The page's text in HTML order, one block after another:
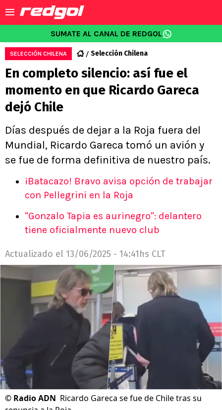
SUMATE AL CANAL DE REDGOL
SELECCIÓN CHILENA Selección Chilena
En completo silencio: así fue el
momento en que Ricardo Gareca
dejó Chile
Días después de dejar a la Roja fuera del
Mundial, Ricardo Gareca tomó un avión y
se fue de forma definitiva de nuestro país.
¡Batacazo! Bravo avisa opción de trabajar
con Pellegrini en la Roja
"Gonzalo Tapia es aurinegro": delantero
tiene oficialmente nuevo club
Actualizado el 13/06/2025 - 14:41hs CLT
© Radio ADN Ricardo Gareca se fue de Chile tras su